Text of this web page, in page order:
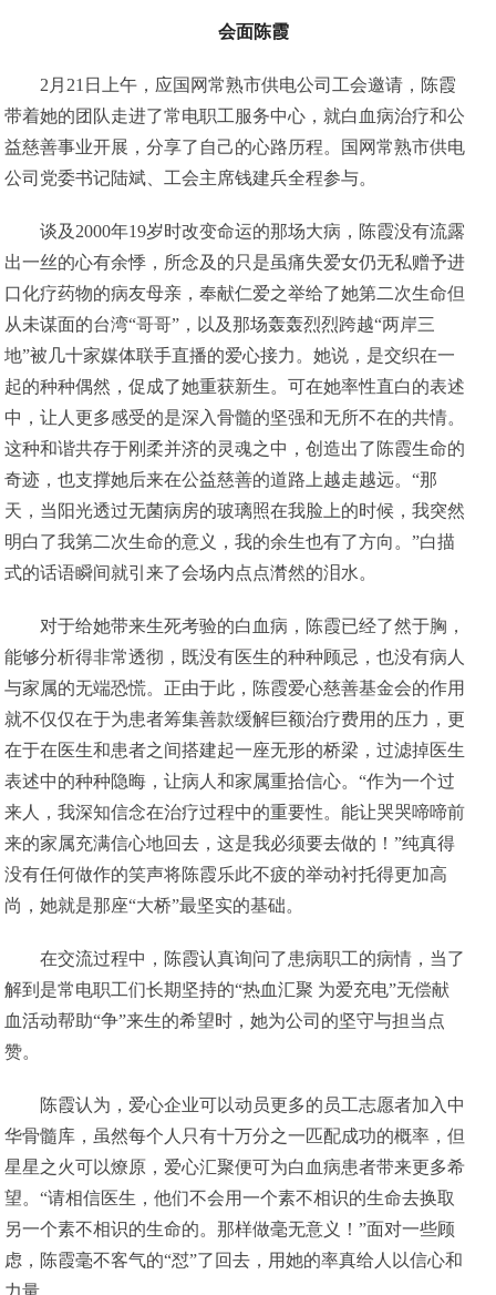
会面陈霞
2月21日上午，应国网常熟市供电公司工会邀请，陈霞
带着她的团队走进了常电职工服务中心，就白血病治疗和公
益慈善事业开展，分享了自己的心路历程。国网常熟市供电
公司党委书记陆斌、工会主席钱建兵全程参与。
谈及2000年19岁时改变命运的那场大病，陈霞没有流露
出一丝的心有余悸，所念及的只是虽痛失爱女仍无私赠予进
口化疗药物的病友母亲，奉献仁爱之举给了她第二次生命但
从未谋面的台湾“哥哥”，以及那场轰轰烈烈跨越“两岸三
地”被几十家媒体联手直播的爱心接力。她说，是交织在一
起的种种偶然，促成了她重获新生。可在她率性直白的表述
中，让人更多感受的是深入骨髓的坚强和无所不在的共情。
这种和谐共存于刚柔并济的灵魂之中，创造出了陈霞生命的
奇迹，也支撑她后来在公益慈善的道路上越走越远。“那
天，当阳光透过无菌病房的玻璃照在我脸上的时候，我突然
明白了我第二次生命的意义，我的余生也有了方向。”白描
式的话语瞬间就引来了会场内点点潸然的泪水。
对于给她带来生死考验的白血病，陈霞已经了然于胸，
能够分析得非常透彻，既没有医生的种种顾忌，也没有病人
与家属的无端恐慌。正由于此，陈霞爱心慈善基金会的作用
就不仅仅在于为患者筹集善款缓解巨额治疗费用的压力，更
在于在医生和患者之间搭建起一座无形的桥梁，过滤掉医生
表述中的种种隐晦，让病人和家属重拾信心。“作为一个过
来人，我深知信念在治疗过程中的重要性。能让哭哭啼啼前
来的家属充满信心地回去，这是我必须要去做的！”纯真得
没有任何做作的笑声将陈霞乐此不疲的举动衬托得更加高
尚，她就是那座“大桥”最坚实的基础。
在交流过程中，陈霞认真询问了患病职工的病情，当了
解到是常电职工们长期坚持的“热血汇聚 为爱充电”无偿献
血活动帮助“争”来生的希望时，她为公司的坚守与担当点
赞。
陈霞认为，爱心企业可以动员更多的员工志愿者加入中
华骨髓库，虽然每个人只有十万分之一匹配成功的概率，但
星星之火可以燎原，爱心汇聚便可为白血病患者带来更多希
望。“请相信医生，他们不会用一个素不相识的生命去换取
另一个素不相识的生命的。那样做毫无意义！”面对一些顾
虑，陈霞毫不客气的“怼”了回去，用她的率真给人以信心和
力量。